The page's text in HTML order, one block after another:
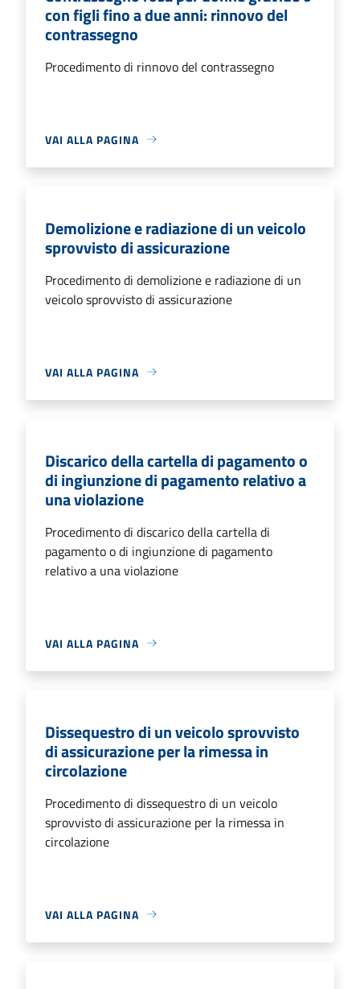
con figli fino a due anni: rinnovo del
contrassegno
Procedimento di rinnovo del contrassegno
VAI ALLA PAGINA
Demolizione e radiazione di un veicolo
sprovvisto di assicurazione
Procedimento di demolizione e radiazione di un
veicolo sprovvisto di assicurazione
VAI ALLA PAGINA
Discarico della cartella di pagamento o
di ingiunzione di pagamento relativo a
una violazione
Procedimento di discarico della cartella di
pagamento o di ingiunzione di pagamento
relativo a una violazione
VAI ALLA PAGINA
Dissequestro di un veicolo sprovvisto
di assicurazione per la rimessa in
circolazione
Procedimento di dissequestro di un veicolo
sprovvisto di assicurazione per la rimessa in
circolazione
VAI ALLA PAGINA